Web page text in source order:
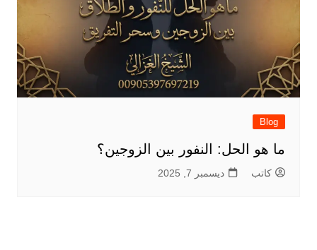
Blog
ما هو الحل: النفور بين الزوجين؟
كاتب ديسمبر 7, 2025